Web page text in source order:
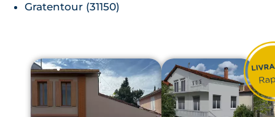
Gratentour (31150)